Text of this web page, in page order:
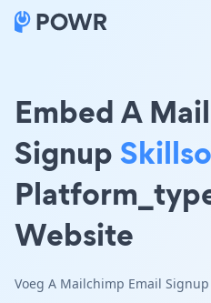
Embed A
Signup
Website
Voeg A Mailchimp Email